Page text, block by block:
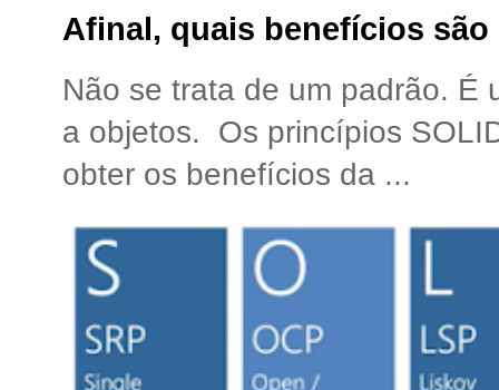
Afinal, quais benefícios
Não se trata de um padrão. É
a objetos. Os princípios
obter os benefícios da ...